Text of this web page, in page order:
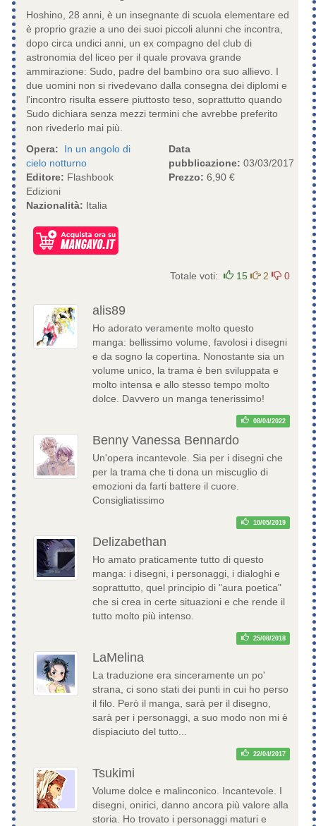
Hoshino, 28 anni, è un insegnante di scuola elementare ed
è proprio grazie a uno dei suoi piccoli alunni che incontra,
dopo circa undici anni, un ex compagno del club di
astronomia del liceo per il quale provava grande
ammirazione: Sudo, padre del bambino ora suo allievo. I
due uomini non si rivedevano dalla consegna dei diplomi e
l'incontro risulta essere piuttosto teso, soprattutto quando
Sudo dichiara senza mezzi termini che avrebbe preferito
non rivederlo mai più.
Opera:
In un angolo di
cielo notturno
Editore: Flashbook
Edizioni
Nazionalità: Italia
Data
pubblicazione: 03/03/2017
Prezzo: 6,90 €
Totale voti: 15 2 0
alis89
Ho adorato veramente molto questo
manga: bellissimo volume, favolosi i disegni
e da sogno la copertina. Nonostante sia un
volume unico, la trama è ben sviluppata e
molto intensa e allo stesso tempo molto
dolce. Davvero un manga tenerissimo!
08/04/2022
Benny Vanessa Bennardo
Un'opera incantevole. Sia per i disegni che
per la trama che ti dona un miscuglio di
emozioni da farti battere il cuore.
Consigliatissimo
10/05/2019
Delizabethan
Ho amato praticamente tutto di questo
manga: i disegni, i personaggi, i dialoghi e
soprattutto, quel principio di "aura poetica"
che si crea in certe situazioni e che rende il
tutto molto più intenso.
25/08/2018
LaMelina
La traduzione era sinceramente un po'
strana, ci sono stati dei punti in cui ho perso
il filo. Però il manga, sarà per il disegno,
sarà per i personaggi, a suo modo non mi è
dispiaciuto del tutto...
22/04/2017
Tsukimi
Volume dolce e malinconico. Incantevole. I
disegni, onirici, danno ancora più valore alla
storia. Ho trovato i personaggi maturi e